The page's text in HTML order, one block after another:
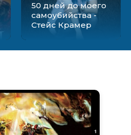
50 дней до моего
самоубийства -
Стейс Крамер